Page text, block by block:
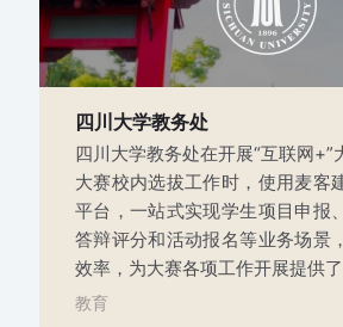
四川大学教务处
四川大学教务处在开展“互联网+”
大赛校内选拔工作时，使用麦客
平台，一站式实现学生项目申报
答辩评分和活动报名等业务场景
效率，为大赛各项工作开展提供了
教育